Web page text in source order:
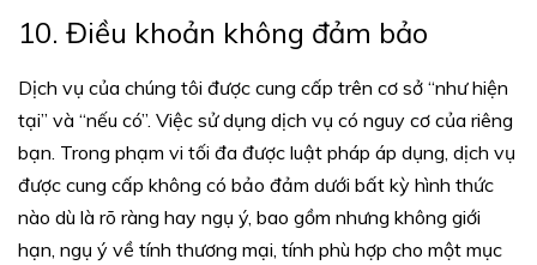
10. Điều khoản không đảm bảo
Dịch vụ của chúng tôi được cung cấp trên cơ sở “như hiện
tại” và “nếu có”. Việc sử dụng dịch vụ có nguy cơ của riêng
bạn. Trong phạm vi tối đa được luật pháp áp dụng, dịch vụ
được cung cấp không có bảo đảm dưới bất kỳ hình thức
nào dù là rõ ràng hay ngụ ý, bao gồm nhưng không giới
hạn, ngụ ý về tính thương mại, tính phù hợp cho một mục